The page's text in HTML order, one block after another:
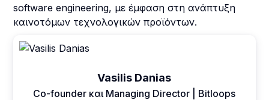
software engineering, με έμφαση στη ανάπτυξη
καινοτόμων τεχνολογικών προϊόντων.
Vasilis Danias
Co-founder και Managing Director | Bitloops